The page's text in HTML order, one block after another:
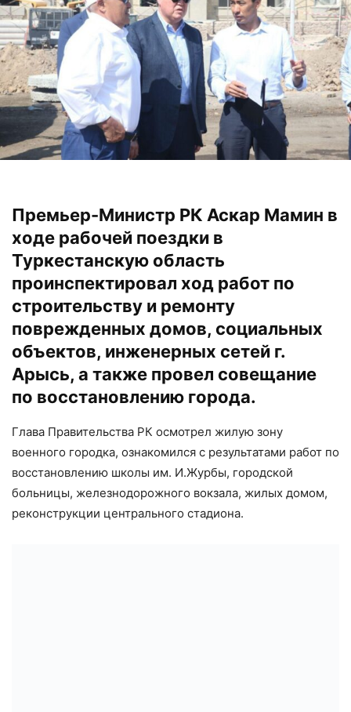
Премьер-Министр РК Аскар Мамин в
ходе рабочей поездки в
Туркестанскую область
проинспектировал ход работ по
строительству и ремонту
поврежденных домов, социальных
объектов, инженерных сетей г.
Арысь, а также провел совещание
по восстановлению города.
Глава Правительства РК осмотрел жилую зону
военного городка, ознакомился с результатами работ по
восстановлению школы им. И.Журбы, городской
больницы, железнодорожного вокзала, жилых домом,
реконструкции центрального стадиона.